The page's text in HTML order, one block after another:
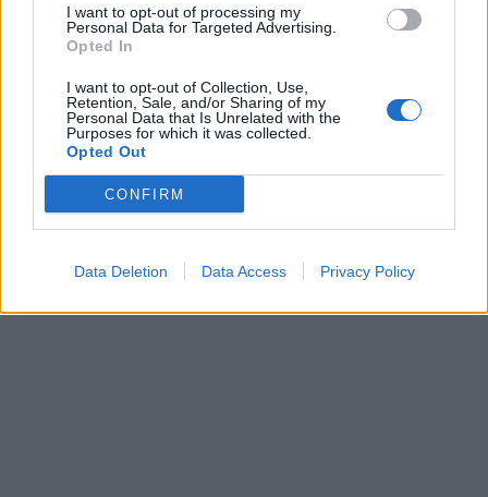
I want to opt-out of processing my
Personal Data for Targeted Advertising.
Opted In
I want to opt-out of Collection, Use,
Retention, Sale, and/or Sharing of my
Personal Data that Is Unrelated with the
Purposes for which it was collected.
Opted Out
CONFIRM
Data Deletion Data Access Privacy Policy